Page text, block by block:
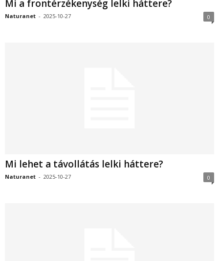
Mi a frontérzékenység lelki háttere?
Naturanet - 2025-10-27 0
Mi lehet a távollátás lelki háttere?
Naturanet - 2025-10-27 0